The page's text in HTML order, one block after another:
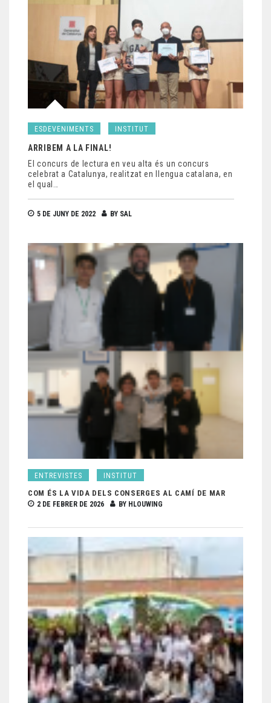
ESDEVENIMENTS INSTITUT
ARRIBEM A LA FINAL!
El concurs de lectura en veu alta és un concurs
celebrat a Catalunya, realitzat en llengua catalana, en
el qual…
5 DE JUNY DE 2022 BY SAL
ENTREVISTES INSTITUT
COM ÉS LA VIDA DELS CONSERGES AL CAMÍ DE MAR
2 DE FEBRER DE 2026 BY HLOUWING